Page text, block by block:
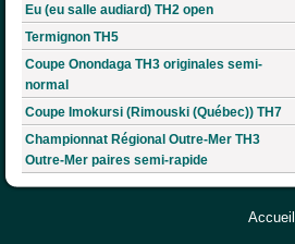
Eu (eu salle audiard) TH2 open
Termignon TH5
Coupe Onondaga TH3 originales semi-
normal
Coupe Imokursi (Rimouski (Québec)) TH7
Championnat Régional Outre-Mer TH3
Outre-Mer paires semi-rapide
Accueil